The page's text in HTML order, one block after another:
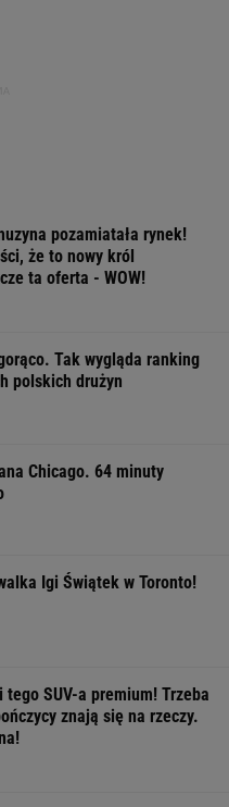
pozamiatała rynek!
że to nowy król
ta oferta - WOW!
Tak wygląda ranking
polskich drużyn
Chicago. 64 minuty
Igi Świątek w Toronto!
SUV-a premium! Trzeba
znają się na rzeczy.